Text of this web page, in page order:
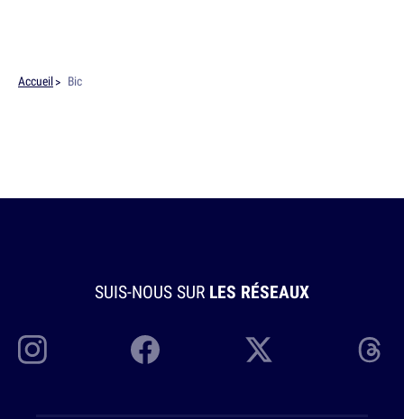
Accueil Bic
SUIS-NOUS SUR LES RÉSEAUX